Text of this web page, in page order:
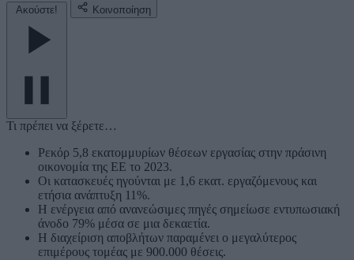
Ακούστε! Κοινοποίηση
Τι πρέπει να ξέρετε…
Ρεκόρ 5,8 εκατομμυρίων θέσεων εργασίας στην πράσινη
οικονομία της ΕΕ το 2023.
Οι κατασκευές ηγούνται με 1,6 εκατ. εργαζόμενους και
ετήσια ανάπτυξη 11%.
Η ενέργεια από ανανεώσιμες πηγές σημείωσε εντυπωσιακή
άνοδο 79% μέσα σε μια δεκαετία.
Η διαχείριση αποβλήτων παραμένει ο μεγαλύτερος
επιμέρους τομέας με 900.000 θέσεις.